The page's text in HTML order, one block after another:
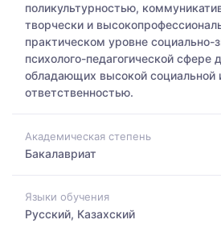
поликультурностью,
творчески и
практическом уровне социально-
психолого-педагогической сфере
обладающих высокой социальной
ответственностью.
Академическая степень
Бакалавриат
Языки обучения
Русский, Казахский